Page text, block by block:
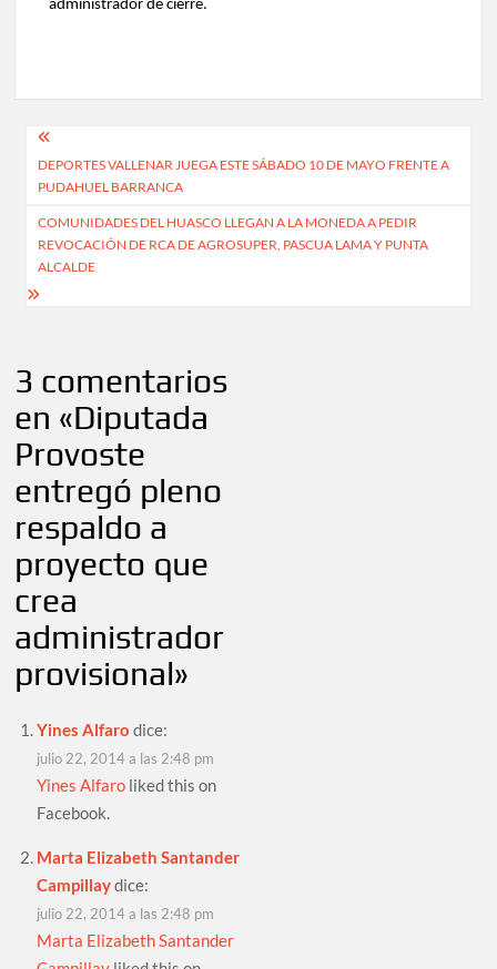
administrador de cierre.
Navegación
de
entradas
DEPORTES VALLENAR JUEGA ESTE SÁBADO 10 DE MAYO FRENTE A
PUDAHUEL BARRANCA
COMUNIDADES DEL HUASCO LLEGAN A LA MONEDA A PEDIR
REVOCACIÓN DE RCA DE AGROSUPER, PASCUA LAMA Y PUNTA
ALCALDE
3 comentarios
en «Diputada
Provoste
entregó pleno
respaldo a
proyecto que
crea
administrador
provisional»
Yines Alfaro dice:
julio 22, 2014 a las 2:48 pm
Yines Alfaro liked this on
Facebook.
Marta Elizabeth Santander
Campillaydice:
julio 22, 2014 a las 2:48 pm
Marta Elizabeth Santander